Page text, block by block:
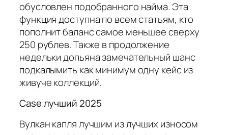
обусловлен подобранного найма. Эта
функция доступна по всем статьям, кто
пополнит баланс самое меньшее сверху
250 рублев. Также в продолжение
недельки допьяна замечательный шанс
подкалымить как минимум одну кейс из
живуче коллекций.
Case лучший 2025
Вулкан капля лучшим из лучших износом